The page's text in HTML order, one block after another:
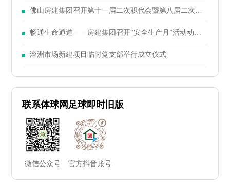
二次党员大会
佛山房建集团召开第十一届二次职代会暨第八届二次股
东大会
畅通生命通道——房建集团召开“安全生产月”活动动员
大会
溶洲市场新建项目临时党支部举行成立仪式
联系体球网足球即时旧版
微信公众号 官方抖音账号